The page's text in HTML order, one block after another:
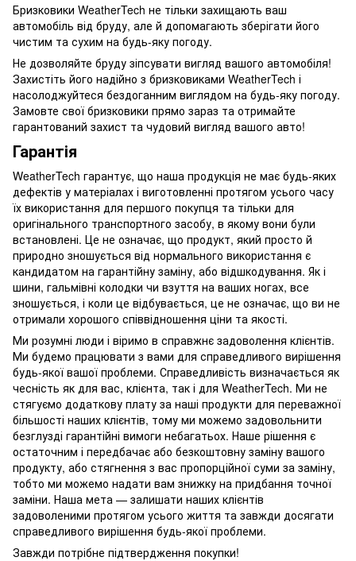
Бризковики WeatherTech не тільки захищають ваш
автомобіль від бруду, але й допомагають зберігати його
чистим та сухим на будь-яку погоду.
Не дозволяйте бруду зіпсувати вигляд вашого автомобіля!
Захистіть його надійно з бризковиками WeatherTech і
насолоджуйтеся бездоганним виглядом на будь-яку погоду.
Замовте свої бризковики прямо зараз та отримайте
гарантований захист та чудовий вигляд вашого авто!
Гарантія
WeatherTech гарантує, що наша продукція не має будь-яких
дефектів у матеріалах і виготовленні протягом усього часу
їх використання для першого покупця та тільки для
оригінального транспортного засобу, в якому вони були
встановлені. Це не означає, що продукт, який просто й
природно зношується від нормального використання є
кандидатом на гарантійну заміну, або відшкодування. Як і
шини, гальмівні колодки чи взуття на ваших ногах, все
зношується, і коли це відбувається, це не означає, що ви не
отримали хорошого співвідношення ціни та якості.
Ми розумні люди і віримо в справжнє задоволення клієнтів.
Ми будемо працювати з вами для справедливого вирішення
будь-якої вашої проблеми. Справедливість визначається як
чесність як для вас, клієнта, так і для WeatherTech. Ми не
стягуємо додаткову плату за наші продукти для переважної
більшості наших клієнтів, тому ми можемо задовольнити
безглузді гарантійні вимоги небагатьох. Наше рішення є
остаточним і передбачає або безкоштовну заміну вашого
продукту, або стягнення з вас пропорційної суми за заміну,
тобто ми можемо надати вам знижку на придбання точної
заміни. Наша мета — залишати наших клієнтів
задоволеними протягом усього життя та завжди досягати
справедливого вирішення будь-якої проблеми.
Завжди потрібне підтвердження покупки!